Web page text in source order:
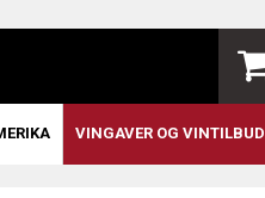
VINGAVER OG VINTILBUD